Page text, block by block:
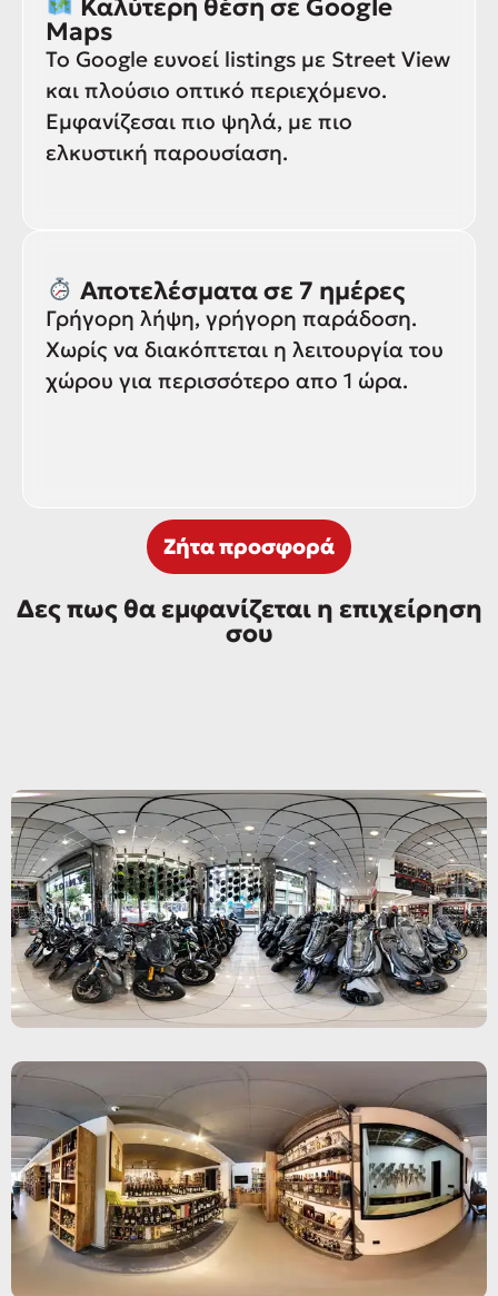
Καλύτερη θέση σε Google
Maps
Το Google ευνοεί listings με Street View
και πλούσιο οπτικό περιεχόμενο.
Εμφανίζεσαι πιο ψηλά, με πιο
ελκυστική παρουσίαση.
Αποτελέσματα σε 7 ημέρες
Γρήγορη λήψη, γρήγορη παράδοση.
Χωρίς να διακόπτεται η λειτουργία του
χώρου για περισσότερο απο 1 ώρα.
Ζήτα προσφορά
Δες πως θα εμφανίζεται η επιχείρηση
σου
Δες όλη τη περιήγηση
Δες όλη τη περιήγηση